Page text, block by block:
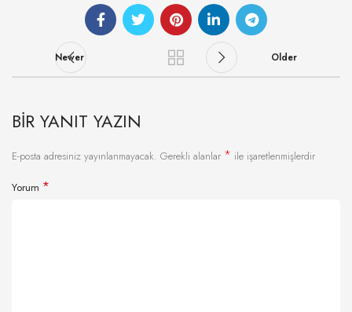
Newer Older
BIR YANIT YAZIN
E-posta adresiniz yayınlanmayacak. Gerekli alanlar * ile işaretlenmişlerdir
Yorum *